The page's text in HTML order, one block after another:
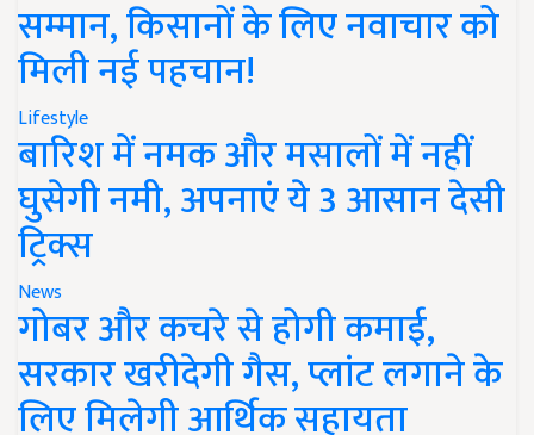
सम्मान, किसानों के लिए नवाचार को
मिली नई पहचान!
Lifestyle
बारिश में नमक और मसालों में नहीं
घुसेगी नमी, अपनाएं ये 3 आसान देसी
ट्रिक्स
News
गोबर और कचरे से होगी कमाई,
सरकार खरीदेगी गैस, प्लांट लगाने के
लिए मिलेगी आर्थिक सहायता